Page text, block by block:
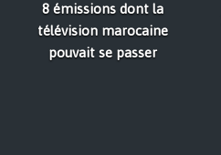
8 émissions dont la
télévision marocaine
pouvait se passer